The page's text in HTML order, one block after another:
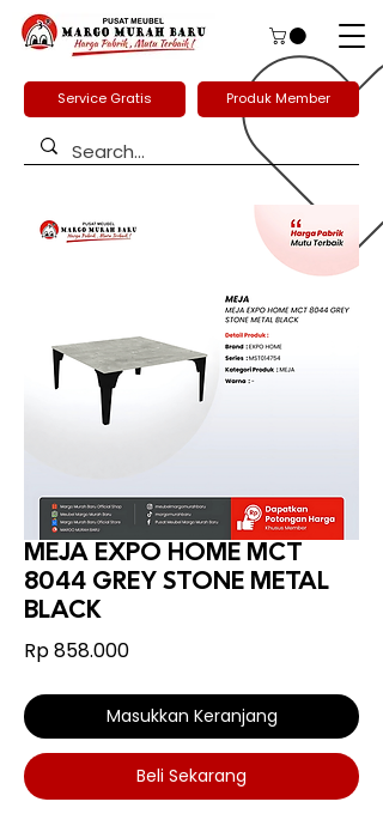
Service Gratis Produk Member
MEJA EXPO HOME MCT
8044 GREY STONE METAL
BLACK
Rp 858.000Harga
Masukkan Keranjang
Beli Sekarang